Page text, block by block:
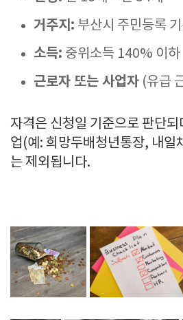
거주지: 부산시 주민등록
소득: 중위소득 140% 이하
근로자 또는 사업자 (유급
자격은 신청일 기준으로 판단
업(예: 희망두배청년통장, 내일
는 제외됩니다.